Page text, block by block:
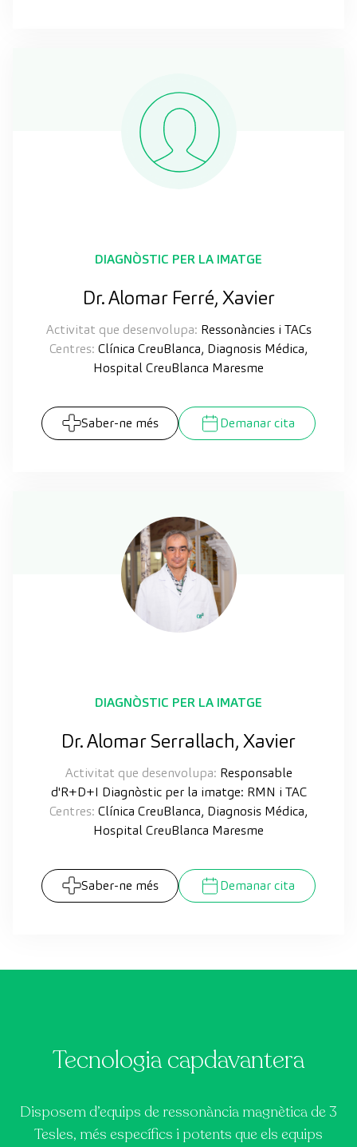
DIAGNÒSTIC PER LA IMATGE
Dr. Alomar Ferré, Xavier
Activitat que desenvolupa: Ressonàncies i TACs
Centres: Clínica CreuBlanca, Diagnosis Médica,
Hospital CreuBlanca Maresme
Saber-ne més Demanar cita
DIAGNÒSTIC PER LA IMATGE
Dr. Alomar Serrallach, Xavier
Activitat que desenvolupa: Responsable
d'R+D+I Diagnòstic per la imatge: RMN i TAC
Centres: Clínica CreuBlanca, Diagnosis Médica,
Hospital CreuBlanca Maresme
Saber-ne més Demanar cita
Tecnologia capdavantera
Disposem d’equips de ressonància magnètica de 3
Tesles, més específics i potents que els equips